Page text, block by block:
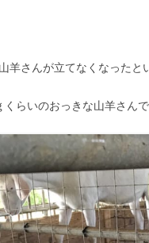
羊さんが立てなくなったと
らいのおっきな山羊さんで